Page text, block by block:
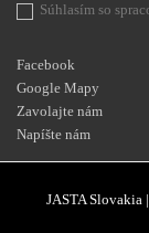
Súhlasím so
Facebook
Google Mapy
Zavolajte nám
Napíšte nám
JASTA Slovakia